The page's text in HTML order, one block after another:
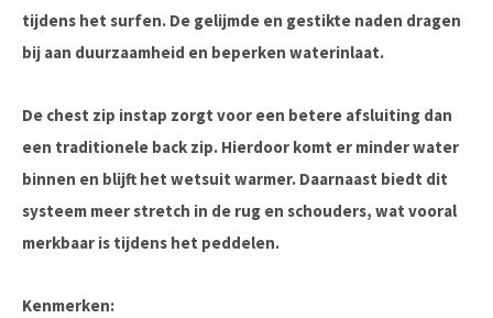
tijdens het surfen. De gelijmde en gestikte naden dragen
bij aan duurzaamheid en beperken waterinlaat.
De chest zip instap zorgt voor een betere afsluiting dan
een traditionele back zip. Hierdoor komt er minder water
binnen en blijft het wetsuit warmer. Daarnaast biedt dit
systeem meer stretch in de rug en schouders, wat vooral
merkbaar is tijdens het peddelen.
Kenmerken: